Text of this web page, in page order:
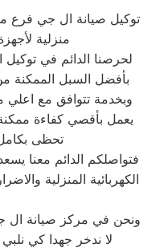
توكيل صيانة ال جي فرع
منزلية
لحرصنا الدائم في
بأفضل السبل الممكنة
وبخدمة تتوافق مع اعلي
يعمل بأقصي كفاءة
تحظى
فتواصلكم الدائم معنا
الكهربائية المنزلية
ونحن في مركز صيانة ال
لا ندخر جهدا كي